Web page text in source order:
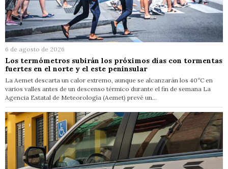
6 de agosto de 2026
Los termómetros subirán los próximos días con tormentas
fuertes en el norte y el este peninsular
La Aemet descarta un calor extremo, aunque se alcanzarán los 40ºC en
varios valles antes de un descenso térmico durante el fin de semana La
Agencia Estatal de Meteorología (Aemet) prevé un…